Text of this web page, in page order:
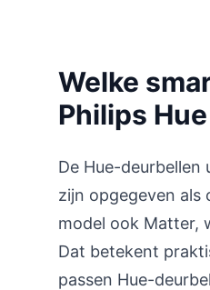
Welke
Philips
De Hue-
zijn opgegeven als
model ook Matter,
Dat betekent
passen Hue-